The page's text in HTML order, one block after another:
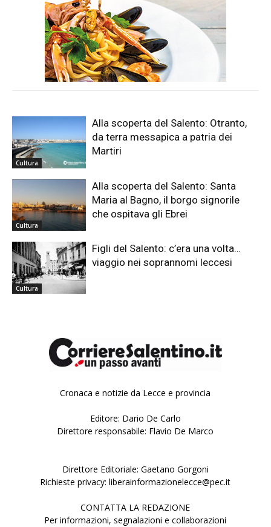
Cultura
Alla scoperta del Salento: Otranto,
da terra messapica a patria dei
Martiri
Cultura
Alla scoperta del Salento: Santa
Maria al Bagno, il borgo signorile
che ospitava gli Ebrei
Cultura
Figli del Salento: c’era una volta…
viaggio nei soprannomi leccesi
Cronaca e notizie da Lecce e provincia
Editore: Dario De Carlo
Direttore responsabile: Flavio De Marco
Direttore Editoriale: Gaetano Gorgoni
Richieste privacy: liberainformazionelecce@pec.it
CONTATTA LA REDAZIONE
Per informazioni, segnalazioni e collaborazioni